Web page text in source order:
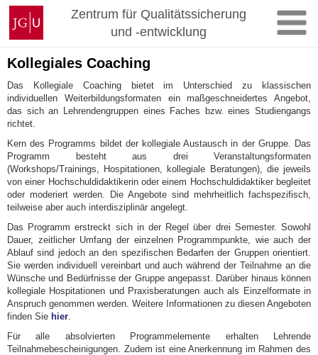
Zum
Inhalt
springen
Johannes
Gutenberg-
Universität
Mainz
Zentrum für Qualitätssicherung
und -entwicklung
Kollegiales Coaching
Das Kollegiale Coaching bietet im Unterschied zu klassischen
individuellen Weiterbildungsformaten ein maßgeschneidertes Angebot,
das sich an Lehrendengruppen eines Faches bzw. eines Studiengangs
richtet.
Kern des Programms bildet der kollegiale Austausch in der Gruppe. Das
Programm besteht aus drei Veranstaltungsformaten
(Workshops/Trainings, Hospitationen, kollegiale Beratungen), die jeweils
von einer Hochschuldidaktikerin oder einem Hochschuldidaktiker begleitet
oder moderiert werden. Die Angebote sind mehrheitlich fachspezifisch,
teilweise aber auch interdisziplinär angelegt.
Das Programm erstreckt sich in der Regel über drei Semester. Sowohl
Dauer, zeitlicher Umfang der einzelnen Programmpunkte, wie auch der
Ablauf sind jedoch an den spezifischen Bedarfen der Gruppen orientiert.
Sie werden individuell vereinbart und auch während der Teilnahme an die
Wünsche und Bedürfnisse der Gruppe angepasst. Darüber hinaus können
kollegiale Hospitationen und Praxisberatungen auch als Einzelformate in
Anspruch genommen werden. Weitere Informationen zu diesen Angeboten
finden Sie hier
Für alle absolvierten Programmelemente erhalten Lehrende
Teilnahmebescheinigungen. Zudem ist eine Anerkennung im Rahmen des